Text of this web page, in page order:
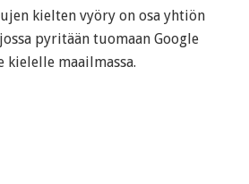
kielten vyöry on osa yhtiön
pyritään tuomaan Google
maailmassa.